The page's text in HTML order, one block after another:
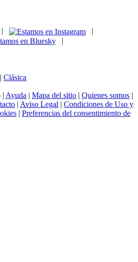
|
Clásica
| Ayuda | Mapa del sitio | Quienes somos |
| Aviso Legal | Condiciones de Uso y
| Preferencias del consentimiento de